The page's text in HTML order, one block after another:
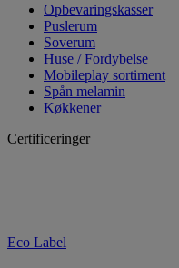
Opbevaringskasser
Puslerum
Soverum
Huse / Fordybelse
Mobileplay sortiment
Spån melamin
Køkkener
Certificeringer
Eco Label